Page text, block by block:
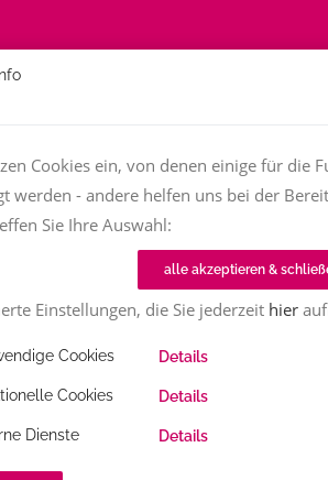
Alle
Cookies ein, von denen einige für die
werden - andere helfen uns bei der
Sie Ihre Auswahl:
alle akzeptieren &
Einstellungen, die Sie jederzeit hier
Cookies Details
Cookies Details
Dienste Details